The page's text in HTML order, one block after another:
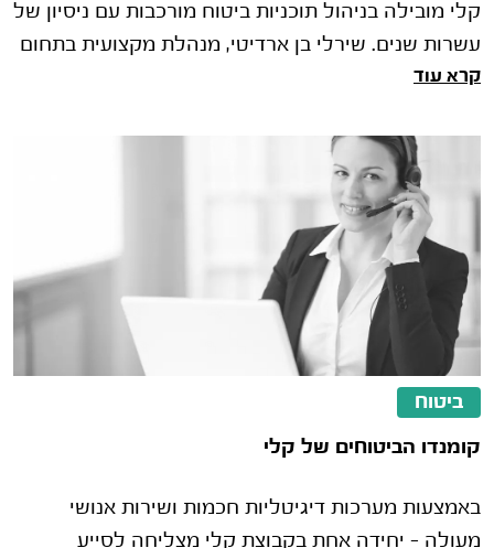
קלי מובילה בניהול תוכניות ביטוח מורכבות עם ניסיון של
עשרות שנים. שירלי בן ארדיטי, מנהלת מקצועית בתחום
הבריאות בקבוצת קלי, חושפת את הגישה הייחודית של
ללקוחותיה
קרא עוד
ביטוח
קומנדו הביטוחים של קלי
באמצעות מערכות דיגיטליות חכמות ושירות אנושי
מעולה – יחידה אחת בקבוצת קלי מצליחה לסייע